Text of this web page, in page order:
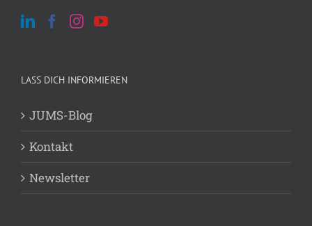
LASS DICH INFORMIEREN
JUMS-Blog
Kontakt
Newsletter